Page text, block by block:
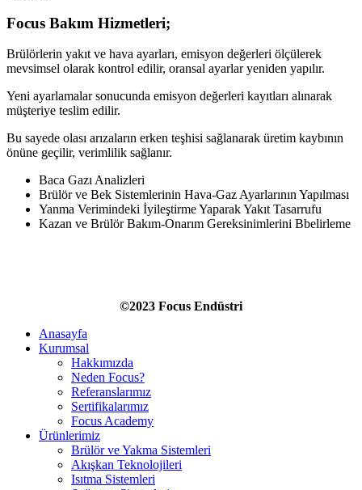
Focus Bakım Hizmetleri;
Brülörlerin yakıt ve hava ayarları, emisyon değerleri ölçülerek
mevsimsel olarak kontrol edilir, oransal ayarlar yeniden yapılır.
Yeni ayarlamalar sonucunda emisyon değerleri kayıtları alınarak
müşteriye teslim edilir.
Bu sayede olası arızaların erken teşhisi sağlanarak üretim kaybının
önüne geçilir, verimlilik sağlanır.
Baca Gazı Analizleri
Brülör ve Bek Sistemlerinin Hava-Gaz Ayarlarının Yapılması
Yanma Verimindeki İyileştirme Yaparak Yakıt Tasarrufu
Kazan ve Brülör Bakım-Onarım Gereksinimlerini Bbelirleme
©2023 Focus Endüstri
Anasayfa
Kurumsal
Hakkımızda
Neden Focus?
Referanslarımız
Sertifikalarımız
Focus Academy
Ürünlerimiz
Brülör ve Yakma Sistemleri
Akışkan Teknolojileri
Isıtma Sistemleri